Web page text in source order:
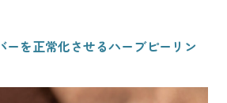
ーを正常化させるハーブピーリン